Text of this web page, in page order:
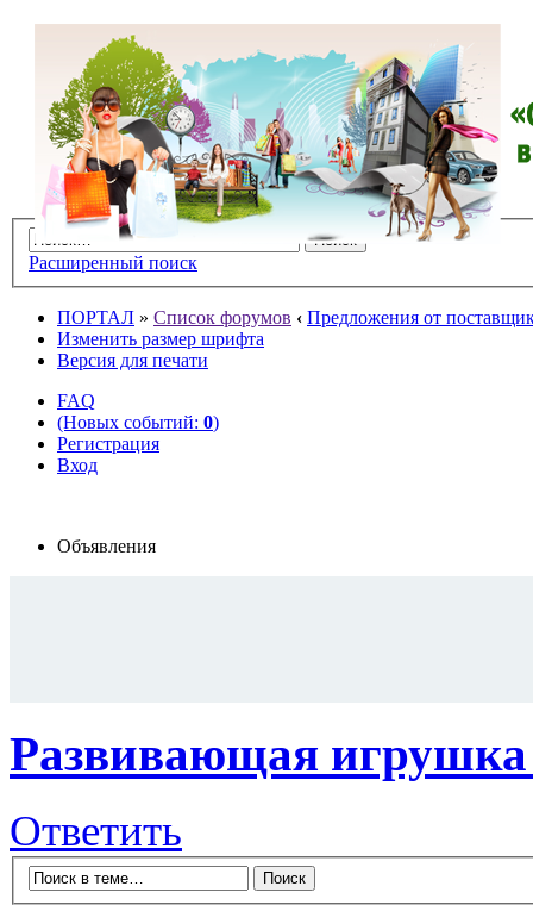
Расширенный поиск
ПОРТАЛ » Список форумов ‹ Предложения от
Изменить размер шрифта
Версия для печати
FAQ
(Новых событий: 0)
Регистрация
Вход
Объявления
Развивающая игрушка
Ответить